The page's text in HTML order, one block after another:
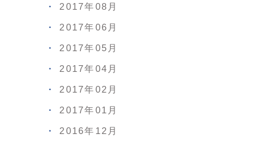
2017年08月
2017年06月
2017年05月
2017年04月
2017年02月
2017年01月
2016年12月